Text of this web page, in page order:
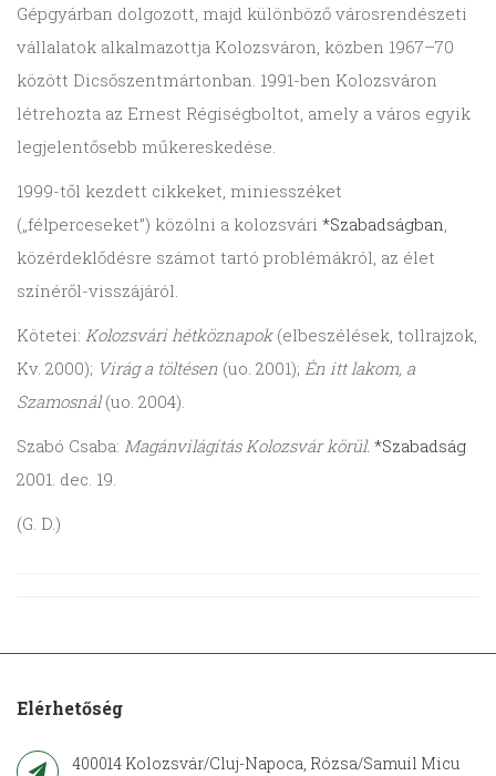
Gépgyárban dolgozott, majd különböző városrendészeti
vállalatok alkalmazottja Kolozsváron, közben 1967–70
között Dicső­szentmártonban. 1991-ben Kolozsváron
létrehozta az Ernest Régiségboltot, amely a város egyik
legjelentősebb műkereskedése.
1999-től kezdett cikkeket, mini­esszéket
(„félperceseket”) közölni a kolozsvári *Szabadságban,
közérdeklődésre számot tartó problémákról, az élet
színéről-visszájáról.
Kötetei: Kolozsvári hétköznapok(elbeszélések, tollrajzok,
Kv. 2000); Virág a töltésen (uo. 2001); Én itt lakom, a
Szamosnál(uo. 2004).
Szabó Csaba: Magánvilágítás Kolozsvár körül. *Szabadság
2001. dec. 19.
(G. D.)
Elérhetőség
400014 Kolozsvár/Cluj-Napoca, Rózsa/Samuil Micu